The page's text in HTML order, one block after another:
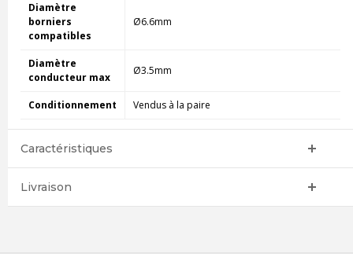
Diamètre
borniers
compatibles
Ø6.6mm
Diamètre
conducteur max
Ø3.5mm
Conditionnement Vendus à la paire
Caractéristiques
Livraison